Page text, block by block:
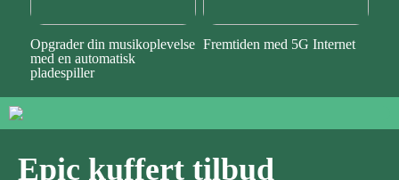
Opgrader din musikoplevelse
med en automatisk
pladespiller
Fremtiden med 5G Internet
Epic kuffert tilbud